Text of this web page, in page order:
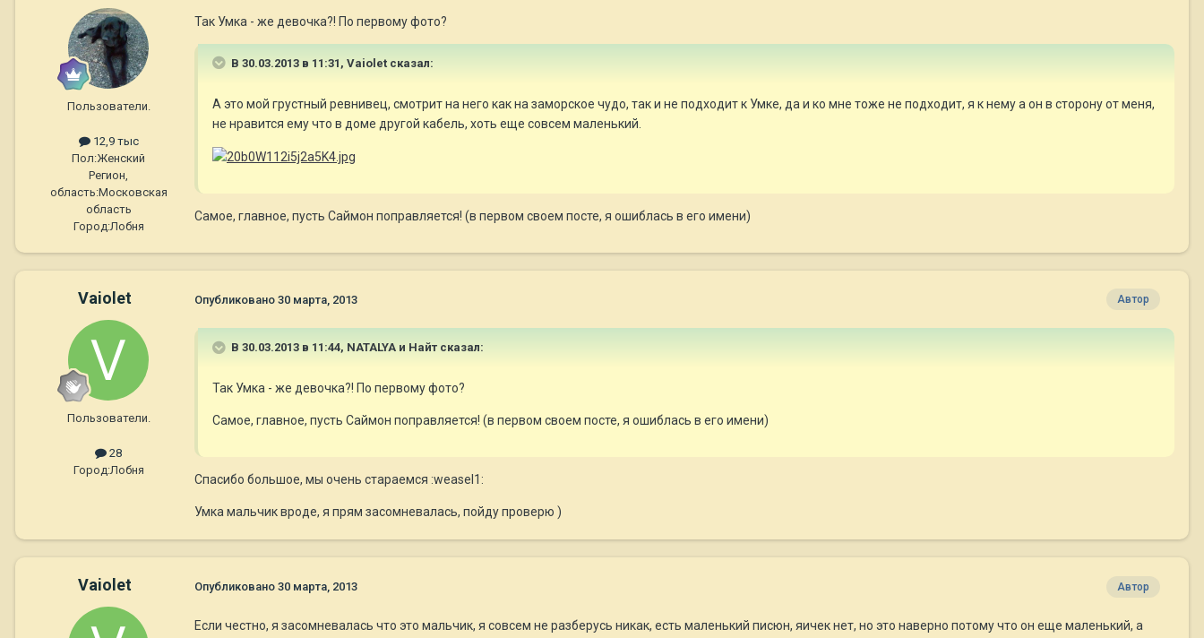
Пользователи.
12,9 тыс
Пол:Женский
Регион,
область:Московская
область
Город:Лобня
Так Умка - же девочка?! По первому фото?
В 30.03.2013 в 11:31, Vaiolet сказал:
А это мой грустный ревнивец, смотрит на него как на заморское чудо, так и не подходит к Умке, да и ко мне тоже не подходит, я к нему а он в сторону от меня,
не нравится ему что в доме другой кабель, хоть еще совсем маленький.
Самое, главное, пусть Саймон поправляется! (в первом своем посте, я ошиблась в его имени)
Vaiolet
Пользователи.
28
Город:Лобня
Автор
Опубликовано 30 марта, 2013
В 30.03.2013 в 11:44, NATALYA и Найт сказал:
Так Умка - же девочка?! По первому фото?
Самое, главное, пусть Саймон поправляется! (в первом своем посте, я ошиблась в его имени)
Спасибо большое, мы очень стараемся :weasel1:
Умка мальчик вроде, я прям засомневалась, пойду проверю )
Vaiolet Автор
Опубликовано 30 марта, 2013
Если честно, я засомневалась что это мальчик, я совсем не разберусь никак, есть маленький писюн, яичек нет, но это наверно потому что он еще маленький, а